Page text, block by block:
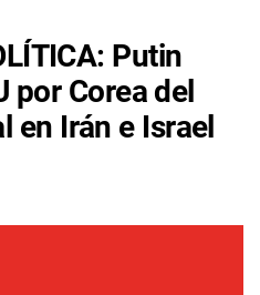
Putin
por Corea del
en Irán e Israel